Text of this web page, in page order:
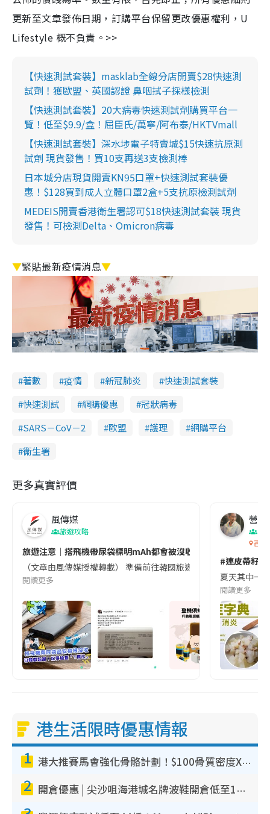
更新至文章發佈日期，訂購平台保留更改優惠權利，U
Lifestyle 概不負責。>>
【快速測試套裝】masklab全線分店開賣$28快速測
試劑！獲歐盟、英國認證 鼻咽拭子採樣檢測
【快速測試套裝】20大病毒快速測試劑購買平台一
覽！低至$9.9/盒！屈臣氏/萬寧/阿布泰/HKTVmall
【快速測試套裝】深水埗電子特賣城$15快速抗原測
試劑 現貨發售！買10支再送3支檢測棒
日本城分店現貨開賣KN95口罩+快速測試套裝優
惠！$128買到成人立體口罩2盒+5支抗原檢測試劑
MEDEIS開賣香港衛生署認可$18快速測試套裝 現貨
發售！可檢測Delta、Omicron病毒
▼緊貼最新疫情消息▼
著數 疫情 新冠肺炎
快速測試套裝
快速測試
網購優惠
冠狀病毒
SARS－CoV－2
歐盟 護理
網購平台
衞生署
更多真實評價
風傳媒
旅遊攻略
旅遊注意｜搭飛機帶尿袋標明mAh都會被沒收😱出發前切記檢查
（文章由風傳媒授權轉載） 準備前往韓國旅遊的民眾，近期要
閱讀更多
營養
香港
#連皮帶籽
夏天其中一
閱讀更多
港生活限時優惠情報
1 港大推賽馬會強化骨骼計劃！$100骨質密度X光檢查 完成免費運動訓練送超市禮券！附參加資格
2 開倉優惠 | 尖沙咀海港城名牌波鞋開倉低至1折！On鞋$899起／Joy&Peace鞋履$98起